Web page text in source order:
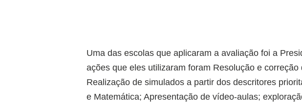
Uma das escolas que aplicaram a avaliação foi a
ações que eles utilizaram foram Resolução e
Realização de simulados a partir dos descritores
e Matemática; Apresentação de vídeo-aulas;